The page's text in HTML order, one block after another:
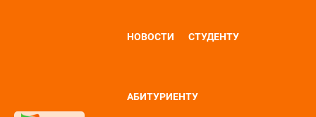
НОВОСТИ СТУДЕНТУ
АБИТУРИЕНТУ